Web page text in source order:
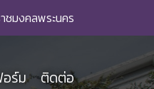
ชมงคลพระนคร
ร์ม ติดต่อ